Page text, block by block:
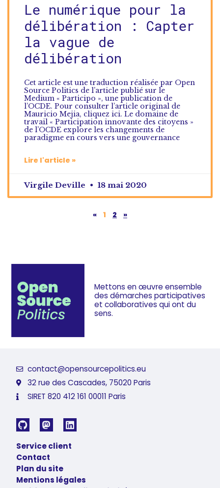
Le numérique pour la
délibération : Capter
la vague de
délibération
Cet article est une traduction réalisée par Open
Source Politics de l’article publié sur le
Medium « Participo », une publication de
l’OCDE. Pour consulter l’article original de
Mauricio Mejia, cliquez ici. Le domaine de
travail « Participation innovante des citoyens »
de l’OCDE explore les changements de
paradigme en cours vers une gouvernance
Lire l'article »
Virgile Deville 18 mai 2020
« 1 2 »
Mettons en œuvre ensemble
des démarches participatives
et collaboratives qui ont du
sens.
contact@opensourcepolitics.eu
32 rue des Cascades, 75020 Paris
SIRET 820 412 161 00011 Paris
Service client
Contact
Plan du site
Mentions légales